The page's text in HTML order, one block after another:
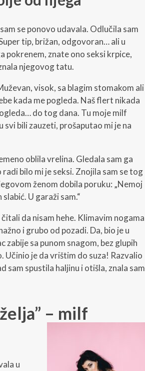
se ponovo udavala. Odlučila sam
tip, brižan, odgovoran… ali u
pokrenem, znate ono seksi krpice,
njegovog tatu.
visok, sa blagim stomakom ali
kada me pogleda. Naš flert nikada
do tog dana. Tu moje milf
bili zauzeti, prošaputao mi je na
oblila vrelina. Gledala sam ga
bilo mi je seksi. Znojila sam se tog
ženom dobila poruku: „Nemoj
U garaži sam.“
da nisam hehe. Klimavim nogama
i grubo od pozadi. Da, bio je u
zabije sa punom snagom, bez glupih
Učinio je da vrištim do suza! Razvalio
sam spustila haljinu i otišla, znala sam
– milf
u